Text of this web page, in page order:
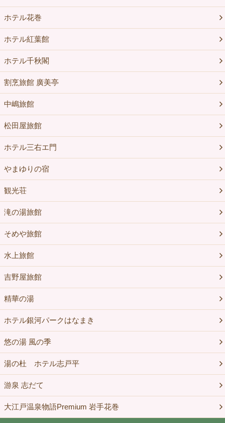
ホテル花巻
ホテル紅葉館
ホテル千秋閣
割烹旅館 廣美亭
中嶋旅館
松田屋旅館
ホテル三右エ門
やまゆりの宿
観光荘
滝の湯旅館
そめや旅館
水上旅館
吉野屋旅館
精華の湯
ホテル銀河パークはなまき
悠の湯 風の季
湯の杜 ホテル志戸平
游泉 志だて
大江戸温泉物語Premium 岩手花巻